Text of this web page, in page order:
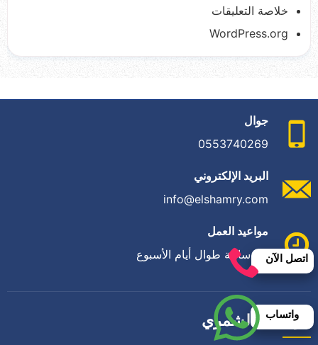
خلاصة التعليقات
WordPress.org
جوال
0553740269
البريد الإلكتروني
info@elshamry.com
مواعيد العمل
24 ساعة طوال أيام الأسبوع
مؤسسة الشمري
واتساب
اتصل الآن